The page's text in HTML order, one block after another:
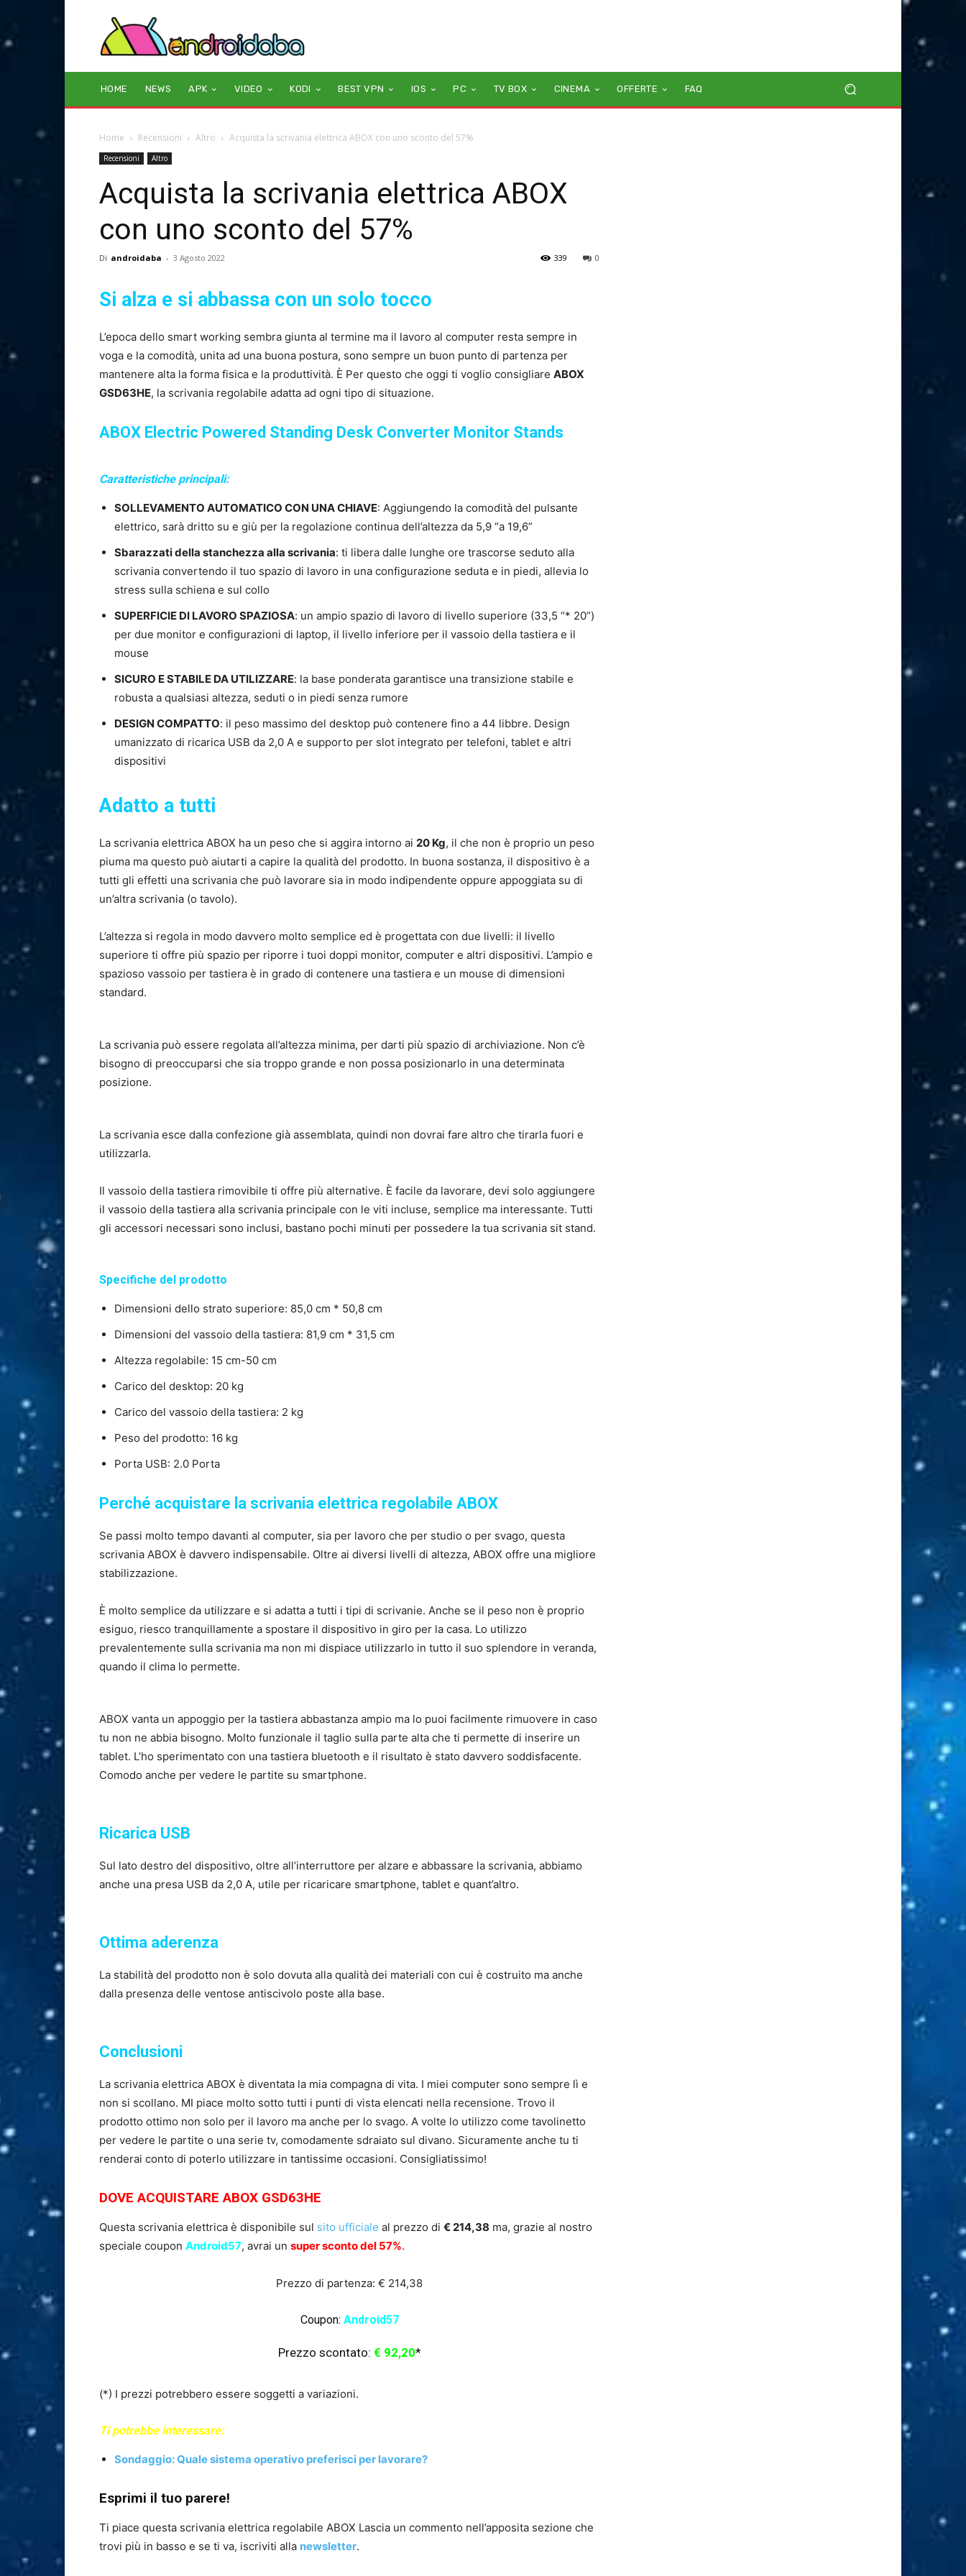
HOME NEWS APK VIDEO KODI BEST VPN IOS PC TV BOX CINEMA OFFERTE FAQ
Home Recensioni Altro Acquista la scrivania elettrica ABOX con uno sconto del 57%
Recensioni Altro
Acquista la scrivania elettrica ABOX
con uno sconto del 57%
Di androidaba - 3 Agosto 2022 0
339
Si alza e si abbassa con un solo tocco
L’epoca dello smart working sembra giunta al termine ma il lavoro al computer resta sempre in
voga e la comodità, unita ad una buona postura, sono sempre un buon punto di partenza per
mantenere alta la forma fisica e la produttività. È Per questo che oggi ti voglio consigliare ABOX
GSD63HE, la scrivania regolabile adatta ad ogni tipo di situazione.
ABOX Electric Powered Standing Desk Converter Monitor Stands
Caratteristiche principali:
SOLLEVAMENTO AUTOMATICO CON UNACHIAVE: Aggiungendo la comodità del pulsante
elettrico, sarà dritto su e giù per la regolazione continua dell’altezza da 5,9 “a 19,6”
Sbarazzati della stanchezza alla scrivania: ti libera dalle lunghe ore trascorse seduto alla
scrivania convertendo il tuo spazio di lavoro in una configurazione seduta e in piedi, allevia lo
stress sulla schiena e sul collo
SUPERFICIE DI LAVORO SPAZIOSA: un ampio spazio di lavoro di livello superiore (33,5 “* 20”)
per due monitor e configurazioni di laptop, il livello inferiore per il vassoio della tastiera e il
mouse
SICURO E STABILE DA UTILIZZARE: la base ponderata garantisce una transizione stabile e
robusta a qualsiasi altezza, seduti o in piedi senza rumore
DESIGN COMPATTO: il peso massimo del desktop può contenere fino a 44 libbre. Design
umanizzato di ricarica USB da 2,0 A e supporto per slot integrato per telefoni, tablet e altri
dispositivi
Adatto a tutti
La scrivania elettrica ABOX ha un peso che si aggira intorno ai 20 Kg, il che non è proprio un peso
piuma ma questo può aiutarti a capire la qualità del prodotto. In buona sostanza, il dispositivo è a
tutti gli effetti una scrivania che può lavorare sia in modo indipendente oppure appoggiata su di
un’altra scrivania (o tavolo).
L’altezza si regola in modo davvero molto semplice ed è progettata con due livelli: il livello
superiore ti offre più spazio per riporre i tuoi doppi monitor, computer e altri dispositivi. L’ampio e
spazioso vassoio per tastiera è in grado di contenere una tastiera e un mouse di dimensioni
standard.
La scrivania può essere regolata all’altezza minima, per darti più spazio di archiviazione. Non c’è
bisogno di preoccuparsi che sia troppo grande e non possa posizionarlo in una determinata
posizione.
La scrivania esce dalla confezione già assemblata, quindi non dovrai fare altro che tirarla fuori e
utilizzarla.
Il vassoio della tastiera rimovibile ti offre più alternative. È facile da lavorare, devi solo aggiungere
il vassoio della tastiera alla scrivania principale con le viti incluse, semplice ma interessante. Tutti
gli accessori necessari sono inclusi, bastano pochi minuti per possedere la tua scrivania sit stand.
Specifiche del prodotto
Dimensioni dello strato superiore: 85,0 cm * 50,8 cm
Dimensioni del vassoio della tastiera: 81,9 cm * 31,5 cm
Altezza regolabile: 15 cm-50 cm
Carico del desktop: 20 kg
Carico del vassoio della tastiera: 2 kg
Peso del prodotto: 16 kg
Porta USB: 2.0 Porta
Perché acquistare la scrivania elettrica regolabile ABOX
Se passi molto tempo davanti al computer, sia per lavoro che per studio o per svago, questa
scrivania ABOX è davvero indispensabile. Oltre ai diversi livelli di altezza, ABOX offre una migliore
stabilizzazione.
È molto semplice da utilizzare e si adatta a tutti i tipi di scrivanie. Anche se il peso non è proprio
esiguo, riesco tranquillamente a spostare il dispositivo in giro per la casa. Lo utilizzo
prevalentemente sulla scrivania ma non mi dispiace utilizzarlo in tutto il suo splendore in veranda,
quando il clima lo permette.
ABOX vanta un appoggio per la tastiera abbastanza ampio ma lo puoi facilmente rimuovere in caso
tu non ne abbia bisogno. Molto funzionale il taglio sulla parte alta che ti permette di inserire un
tablet. L’ho sperimentato con una tastiera bluetooth e il risultato è stato davvero soddisfacente.
Comodo anche per vedere le partite su smartphone.
Ricarica USB
Sul lato destro del dispositivo, oltre all’interruttore per alzare e abbassare la scrivania, abbiamo
anche una presa USB da 2,0 A, utile per ricaricare smartphone, tablet e quant’altro.
Ottima aderenza
La stabilità del prodotto non è solo dovuta alla qualità dei materiali con cui è costruito ma anche
dalla presenza delle ventose antiscivolo poste alla base.
Conclusioni
La scrivania elettrica ABOX è diventata la mia compagna di vita. I miei computer sono sempre lì e
non si scollano. MI piace molto sotto tutti i punti di vista elencati nella recensione. Trovo il
prodotto ottimo non solo per il lavoro ma anche per lo svago. A volte lo utilizzo come tavolinetto
per vedere le partite o una serie tv, comodamente sdraiato sul divano. Sicuramente anche tu ti
renderai conto di poterlo utilizzare in tantissime occasioni. Consigliatissimo!
DOVE ACQUISTARE ABOX GSD63HE
Questa scrivania elettrica è disponibile sul sito ufficiale al prezzo di € 214,38 ma, grazie al nostro
speciale coupon Android57, avrai un super sconto del 57%.
Prezzo di partenza: € 214,38
Coupon: Android57
Prezzo scontato: € 92,20*
(*) I prezzi potrebbero essere soggetti a variazioni.
Ti potrebbe interessare:
Sondaggio: Quale sistema operativo preferisci per lavorare?
Esprimi il tuo parere!
Ti piace questa scrivania elettrica regolabile ABOX Lascia un commento nell’apposita sezione che
trovi più in basso e se ti va, iscriviti alla newsletter.